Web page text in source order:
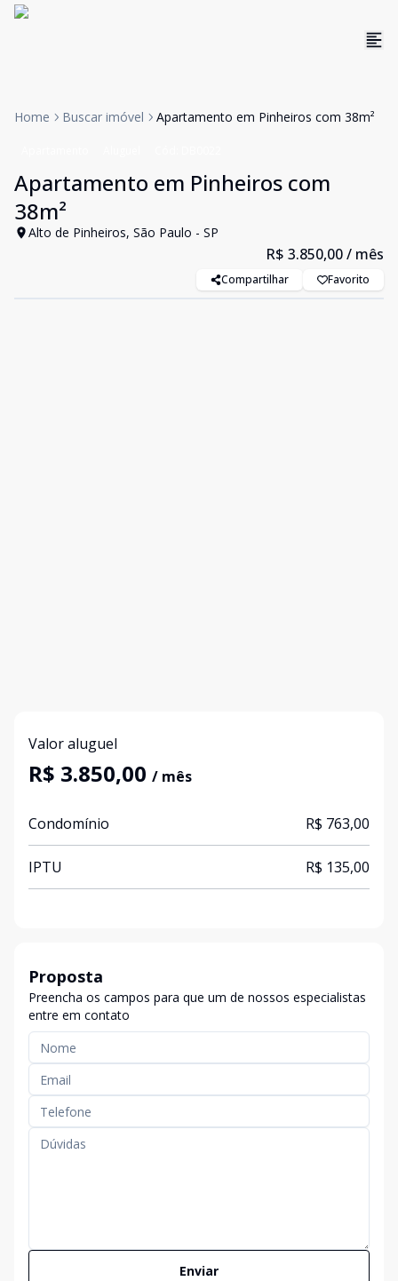
Home Buscar imóvel Apartamento em Pinheiros com 38m²
Apartamento em Pinheiros com
38m²
Alto de Pinheiros, São Paulo - SP
R$ 3.850,00/ mês
Compartilhar Favorito
Valor aluguel
R$ 3.850,00 / mês
Condomínio R$ 763,00
IPTU R$ 135,00
Proposta
Preencha os campos para que um de nossos especialistas
entre em contato
Enviar